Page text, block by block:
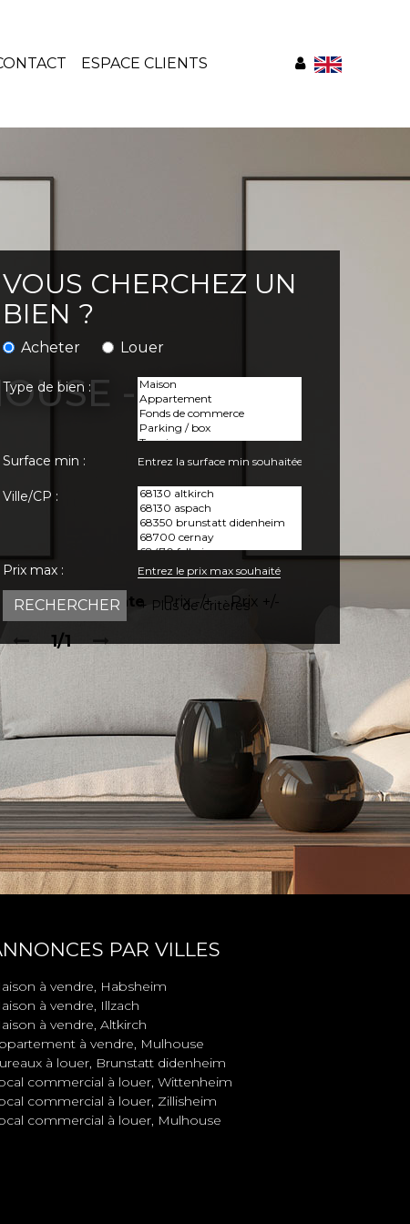
ESPACE CLIENTS
VOUS CHERCHEZ UN
BIEN ?
Acheter Louer
Type de bien :
Surface min :
Ville/CP :
Prix max :
+ Plus de critères
- LOCAL
Trier par : Date Prix -/+ Prix +/-
1/1
PAR VILLES
à vendre, Habsheim
à vendre, Illzach
à vendre, Altkirch
à vendre, Mulhouse
à louer, Brunstatt didenheim
commercial à louer, Wittenheim
commercial à louer, Zillisheim
commercial à louer, Mulhouse